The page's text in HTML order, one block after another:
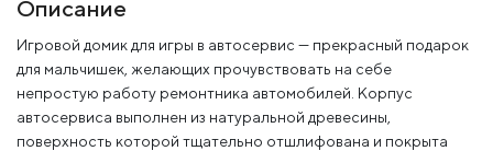
Описание
Игровой домик для игры в автосервис — прекрасный подарок
для мальчишек, желающих прочувствовать на себе
непростую работу ремонтника автомобилей. Корпус
автосервиса выполнен из натуральной древесины,
поверхность которой тщательно отшлифована и покрыта